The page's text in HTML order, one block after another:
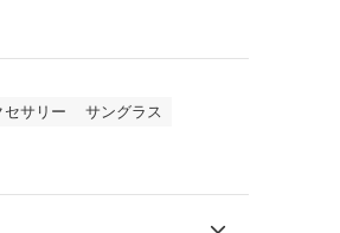
セサリー
サングラス